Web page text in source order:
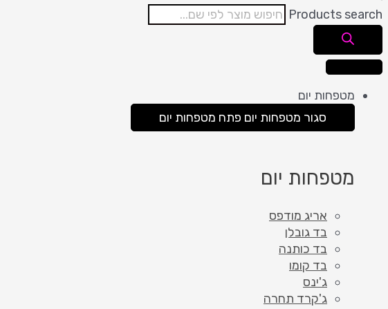
Products search
מטפחות יום
סגור מטפחות יום פתח מטפחות יום
מטפחות יום
אריג מודפס
בד גובלן
בד כותנה
בד קומו
ג'ינס
ג'קרד תחרה